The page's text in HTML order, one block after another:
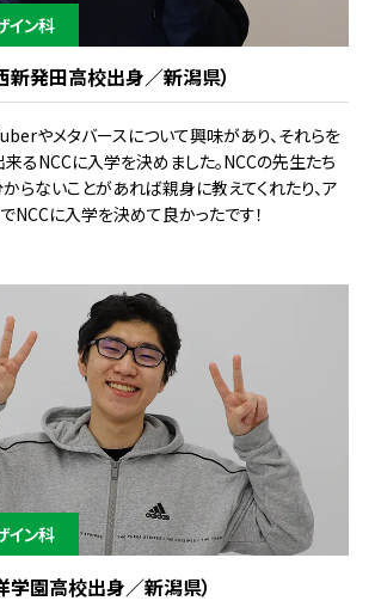
イン科
新発田高校出身／新潟県）
やメタバースについて興味があり、それらを
るNCCに入学を決めました。NCCの先生たち
らないことがあれば親身に教えてくれたり、ア
NCCに入学を決めて良かったです！
イン科
学園高校出身／新潟県）